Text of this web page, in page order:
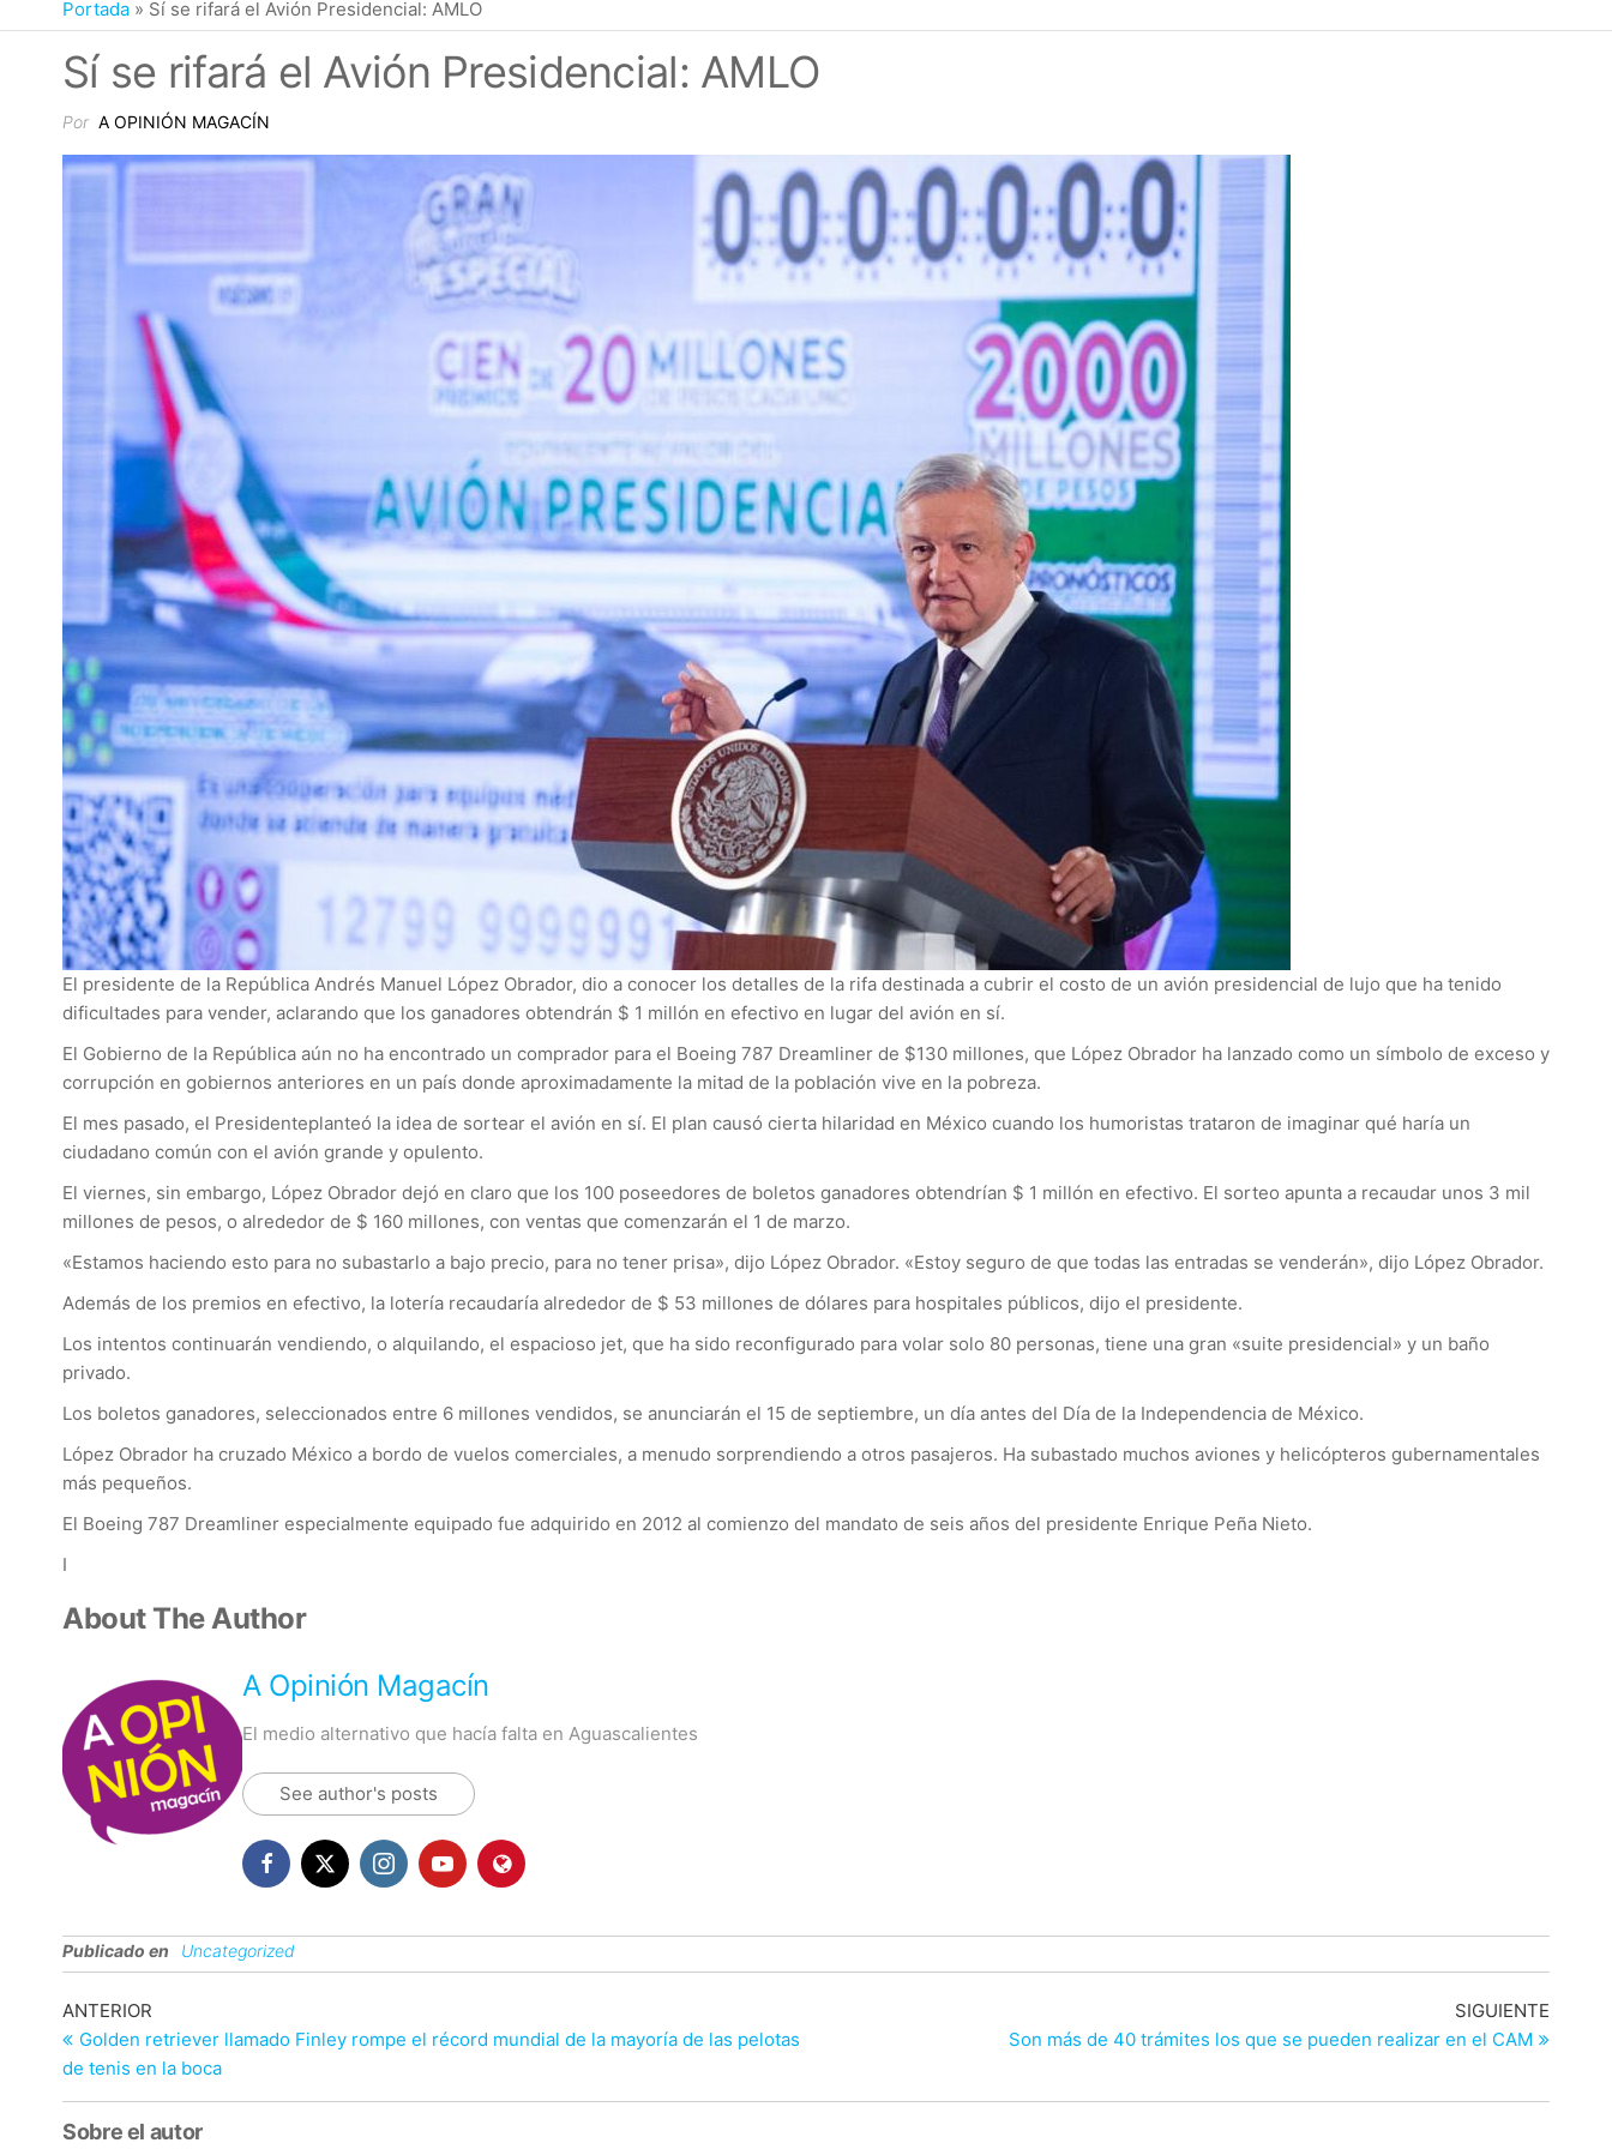
Portada » Sí se rifará el Avión Presidencial: AMLO
Sí se rifará el Avión Presidencial: AMLO
Por A OPINIÓN MAGACÍN
El presidente de la República Andrés Manuel López Obrador, dio a conocer los detalles de la rifa destinada a cubrir el costo de un avión presidencial de lujo que ha tenido
dificultades para vender, aclarando que los ganadores obtendrán $ 1 millón en efectivo en lugar del avión en sí.
El Gobierno de la República aún no ha encontrado un comprador para el Boeing 787 Dreamliner de $130 millones, que López Obrador ha lanzado como un símbolo de exceso y
corrupción en gobiernos anteriores en un país donde aproximadamente la mitad de la población vive en la pobreza.
El mes pasado, el Presidenteplanteó la idea de sortear el avión en sí. El plan causó cierta hilaridad en México cuando los humoristas trataron de imaginar qué haría un
ciudadano común con el avión grande y opulento.
El viernes, sin embargo, López Obrador dejó en claro que los 100 poseedores de boletos ganadores obtendrían $ 1 millón en efectivo. El sorteo apunta a recaudar unos 3 mil
millones de pesos, o alrededor de $ 160 millones, con ventas que comenzarán el 1 de marzo.
«Estamos haciendo esto para no subastarlo a bajo precio, para no tener prisa», dijo López Obrador. «Estoy seguro de que todas las entradas se venderán», dijo López Obrador.
Además de los premios en efectivo, la lotería recaudaría alrededor de $ 53 millones de dólares para hospitales públicos, dijo el presidente.
Los intentos continuarán vendiendo, o alquilando, el espacioso jet, que ha sido reconfigurado para volar solo 80 personas, tiene una gran «suite presidencial» y un baño
privado.
Los boletos ganadores, seleccionados entre 6 millones vendidos, se anunciarán el 15 de septiembre, un día antes del Día de la Independencia de México.
López Obrador ha cruzado México a bordo de vuelos comerciales, a menudo sorprendiendo a otros pasajeros. Ha subastado muchos aviones y helicópteros gubernamentales
más pequeños.
El Boeing 787 Dreamliner especialmente equipado fue adquirido en 2012 al comienzo del mandato de seis años del presidente Enrique Peña Nieto.
I
About The Author
A Opinión Magacín
El medio alternativo que hacía falta en Aguascalientes
See author's posts
Publicado en Uncategorized
Navegación
de
entradas
Entrada
anterior
ANTERIOR
Golden retriever llamado Finley rompe el récord mundial de la mayoría de las pelotas
de tenis en la boca
SIGUIENTE
Son más de 40 trámites los que se pueden realizar en el CAM
Sobre el autor